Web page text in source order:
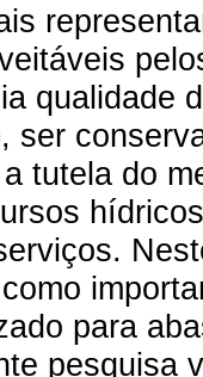
qualidade
ser
tutela do
para
pesquisa